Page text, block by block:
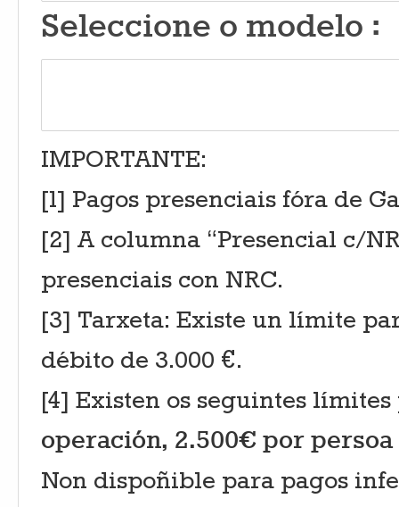
Seleccione o modelo :
IMPORTANTE:
[1] Pagos presenciais fóra de
[2] A columna “Presencial c/
presenciais con NRC.
[3] Tarxeta: Existe un límite
débito de 3.000 €.
[4] Existen os seguintes
operación, 2.500€ por
Non dispoñible para pagos